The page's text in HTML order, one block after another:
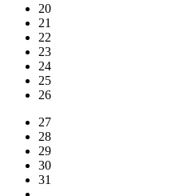
20
21
22
23
24
25
26
27
28
29
30
31